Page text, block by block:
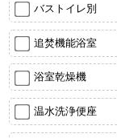
バストイレ別
追焚機能浴室
浴室乾燥機
温水洗浄便座